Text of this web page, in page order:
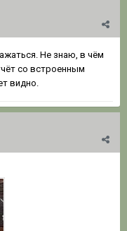
Не знаю, в чём
со встроенным
видно.